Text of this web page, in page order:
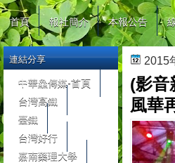
首頁 報社簡介 本報公告
2015
(影音
風華
連結分享
中華鱻傳媒-首頁
台灣高鐵
臺鐵
台灣好行
嘉南藥理大學